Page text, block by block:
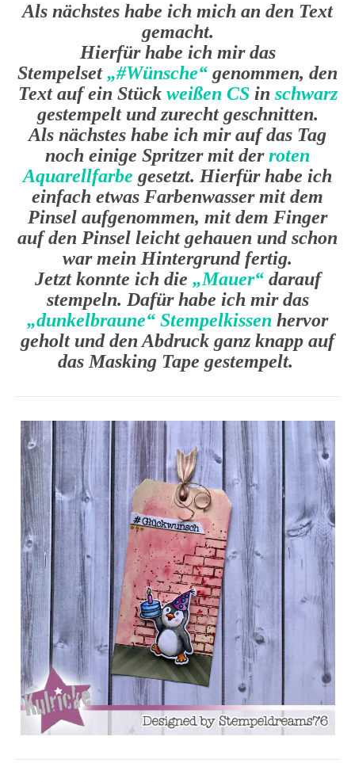
Als nächstes habe ich mich an den Text
gemacht.
Hierfür habe ich mir das
Stempelset„#Wünsche“ genommen, den
Text auf ein Stück weißen CSin schwarz
gestempelt und zurecht geschnitten.
Als nächstes habe ich mir auf das Tag
noch einige Spritzer mit derroten
Aquarellfarbe gesetzt. Hierfür habe ich
einfach etwas Farbenwasser mit dem
Pinsel aufgenommen, mit dem Finger
auf den Pinsel leicht gehauen und schon
war mein Hintergrund fertig.
Jetzt konnte ich die „Mauer“darauf
stempeln. Dafür habe ich mir das
„dunkelbraune“ Stempelkissen hervor
geholt und den Abdruck ganz knapp auf
das Masking Tape gestempelt.